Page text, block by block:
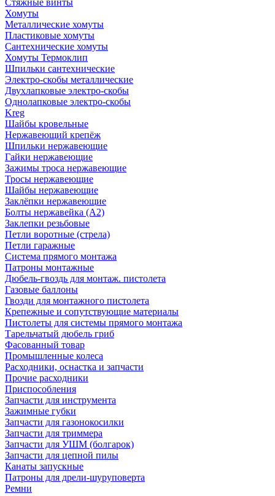
Стяжные винты
Хомуты
Металлические хомуты
Пластиковые хомуты
Сантехнические хомуты
Хомуты Термоклип
Шпильки сантехнические
Электро-скобы металлические
Двухлапковые электро-скобы
Однолапковые электро-скобы
Kreg
Шайбы кровельные
Нержавеющий крепёж
Шпильки нержавеющие
Гайки нержавеющие
Зажимы троса нержавеющие
Тросы нержавеющие
Шайбы нержавеющие
Заклёпки нержавеющие
Болты нержавейка (А2)
Заклепки резьбовые
Петли воротные (стрела)
Петли гаражные
Система прямого монтажа
Патроны монтажные
Дюбель-гвоздь для монтаж. пистолета
Газовые баллоны
Гвозди для монтажного пистолета
Крепежные и сопутствующие материалы
Пистолеты для системы прямого монтажа
Тарельчатый дюбель гриб
Фасованный товар
Промышленные колеса
Расходники, оснастка и запчасти
Прочие расходники
Приспособления
Запчасти для инструмента
Зажимные губки
Запчасти для газонокосилки
Запчасти для триммера
Запчасти для УШМ (болгарок)
Запчасти для цепной пилы
Канаты запускные
Патроны для дрели-шуруповерта
Ремни